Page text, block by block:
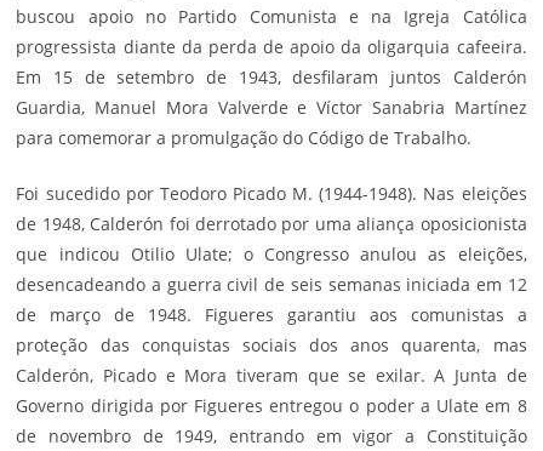
buscou apoio no Partido Comunista e na Igreja Católica
progressista diante da perda de apoio da oligarquia cafeeira.
Em 15 de setembro de 1943, desfilaram juntos Calderón
Guardia, Manuel Mora Valverde e Víctor Sanabria Martínez
para comemorar a promulgação do Código de Trabalho.
Foi sucedido por Teodoro Picado M. (1944-1948). Nas eleições
de 1948, Calderón foi derrotado por uma aliança oposicionista
que indicou Otilio Ulate; o Congresso anulou as eleições,
desencadeando a guerra civil de seis semanas iniciada em 12
de março de 1948. Figueres garantiu aos comunistas a
proteção das conquistas sociais dos anos quarenta, mas
Calderón, Picado e Mora tiveram que se exilar. A Junta de
Governo dirigida por Figueres entregou o poder a Ulate em 8
de novembro de 1949, entrando em vigor a Constituição